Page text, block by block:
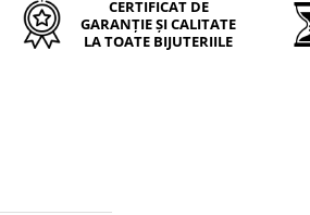
CERTIFICAT DE
GARANȚIE ȘI CALITATE
LA TOATE BIJUTERIILE